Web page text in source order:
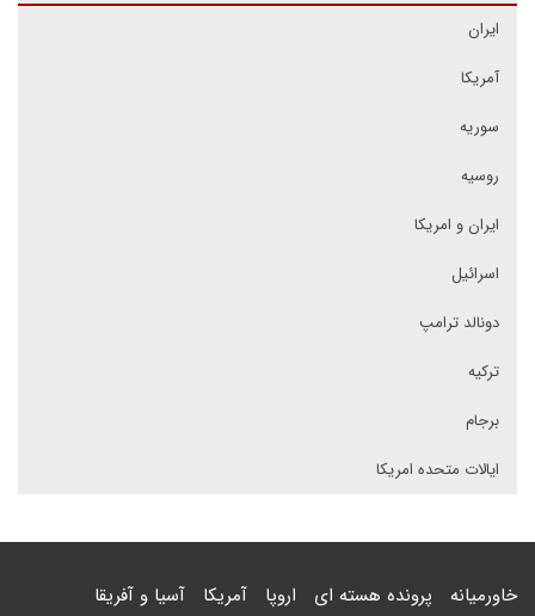
ایران
آمریکا
سوریه
روسیه
ایران و امریکا
اسرائیل
دونالد ترامپ
ترکیه
برجام
ایالات متحده امریکا
خاورمیانه پرونده هسته ای اروپا آمریکا آسیا و آفریقا